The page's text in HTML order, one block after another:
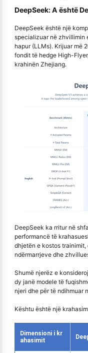
DeepSeek: A është
DeepSeek është një
specializuar në zhvillimin
hapur (LLMs). Krijuar më
fondit të hedge High-
krahinën Zhejiang.
DeepSeek ka rritur në
performancë të
dhjetën e kostos
ndërmarrjeve dhe
Shumë njerëz e
dy janë modele të
njeri dhe për të ndihmuar
Kështu është një
Dimensioni i kr
ahasimit